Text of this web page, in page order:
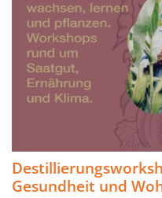
Gesundheit und